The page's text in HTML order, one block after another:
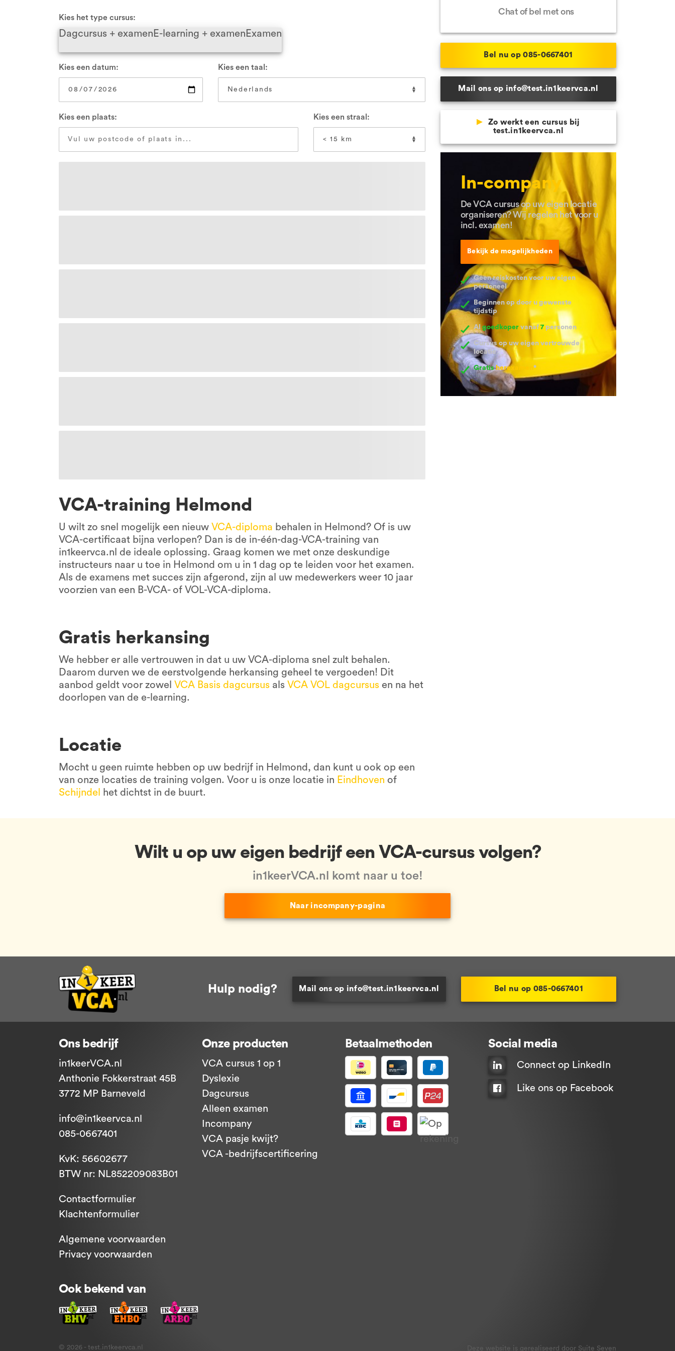
VCA Zwolle
VCA Schijndel
Alle locaties
Kies het type cursus:
Dagcursus + examen E-learning + examen Examen
Kies een datum: Kies een taal:
Kies een plaats: Kies een straal:
VCA-training Helmond
U wilt zo snel mogelijk een nieuw VCA-diploma behalen in Helmond? Of is uw
VCA-certificaat bijna verlopen? Dan is de in-één-dag-VCA-training van
in1keervca.nl de ideale oplossing. Graag komen we met onze deskundige
instructeurs naar u toe in Helmond om u in 1 dag op te leiden voor het examen.
Als de examens met succes zijn afgerond, zijn al uw medewerkers weer 10 jaar
voorzien van een B-VCA- of VOL-VCA-diploma.
Gratis herkansing
We hebber er alle vertrouwen in dat u uw VCA-diploma snel zult behalen.
Daarom durven we de eerstvolgende herkansing geheel te vergoeden! Dit
aanbod geldt voor zowel VCA Basis dagcursus als VCA VOL dagcursus en na het
doorlopen van de e-learning.
Locatie
Mocht u geen ruimte hebben op uw bedrijf in Helmond, dan kunt u ook op een
van onze locaties de training volgen. Voor u is onze locatie in Eindhoven of
Schijndel
het dichtst in de buurt.
Chat of bel met ons
Bel nu op 085-0667401
Mail ons op info@test.in1keervca.nl
Zo werkt een cursus bij
test.in1keervca.nl
In-company
De VCA cursus op uw eigen locatie
organiseren? Wij regelen het voor u
incl. examen!
Bekijk de mogelijkheden
Geen reiskosten voor uw eigen
personeel
Beginnen op door u gewenste
tijdstip
Algoedkopervanaf7personen
Cursus op uw eigen vertrouwde
locatie
Gratis herexamen *
Wilt u op uw eigen bedrijf een VCA-cursus volgen?
in1keerVCA.nl komt naar u toe!
Naar incompany-pagina
Hulp nodig? Mail ons op info@test.in1keervca.nl Bel nu op 085-0667401
Ons bedrijf
in1keerVCA.nl
Anthonie Fokkerstraat 45B
3772 MP Barneveld
info@in1keervca.nl
085-0667401
KvK: 56602677
BTW nr: NL852209083B01
Contactformulier
Klachtenformulier
Algemene voorwaarden
Privacy voorwaarden
Onze producten
VCA cursus 1 op 1
Dyslexie
Dagcursus
Alleen examen
Incompany
VCA pasje kwijt?
VCA -bedrijfscertificering
Social media
Connect op LinkedIn
Like ons op Facebook
Betaalmethoden
Ook bekend van
© 2026 - test.in1keervca.nl Deze website is gerealiseerd door Suite Seven